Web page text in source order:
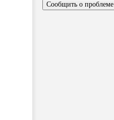
Сообщить о проблеме